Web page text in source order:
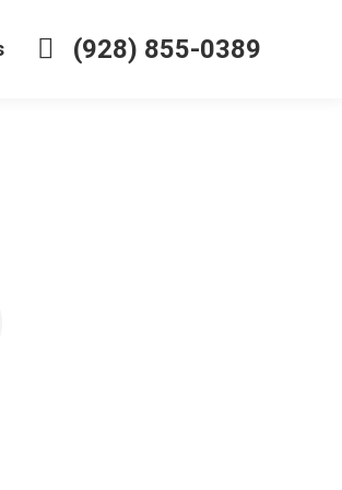
(928) 855-0389